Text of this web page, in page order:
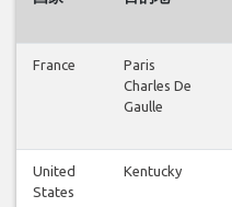
France
Paris
Charles De
Gaulle
United
States
Kentucky